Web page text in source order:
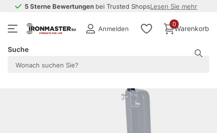
5 Sterne Bewertungen bei Trusted ShopsLesen Sie mehr
5 Sterne Bewertungen
Suche
Anmelden Warenkorb
0
Teilen Sie